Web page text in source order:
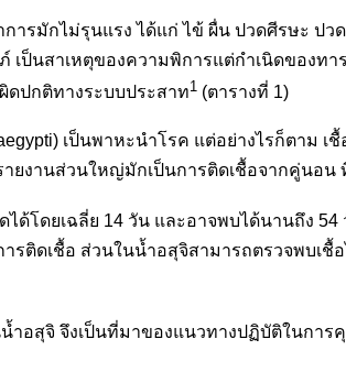
รมักไม่รุนแรง ได้แก่ ไข้ ผื่น ปวดศีรษะ ป
ป็นสาเหตุของความพิการแต่กำเนิดของท
ดปกติทางระบบประสาท1 (ตารางที่ 1)
เป็นพาหะนำโรค แต่อย่างไรก็ตาม
ยงานส่วนใหญ่มักเป็นการติดเชื้อจากคู่นอน
ด้โดยเฉลี่ย 14 วัน และอาจพบได้นานถึง
รติดเชื้อ ส่วนในน้ำอสุจิสามารถตรวจพบเ
ำอสุจิ จึงเป็นที่มาของแนวทางปฏิบัติในก